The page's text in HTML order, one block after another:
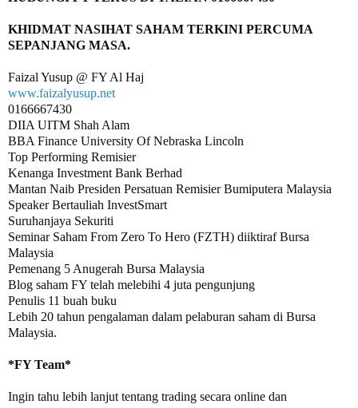
KHIDMAT NASIHAT SAHAM TERKINI PERCUMA
www.faizalyusup.net
0166667430
DIIA UITM Shah Alam
BBA Finance University Of Nebraska Lincoln
Top Performing Remisier
Kenanga Investment Bank Berhad
Mantan Naib Presiden Persatuan Remisier Bumiputera Malaysia
Speaker Bertauliah InvestSmart
Suruhanjaya Sekuriti
Seminar Saham From Zero To Hero (FZTH) diiktiraf Bursa
Malaysia
Pemenang 5 Anugerah Bursa Malaysia
Blog saham FY telah melebihi 4 juta pengunjung
Penulis 11 buah buku
Lebih 20 tahun pengalaman dalam pelaburan saham di Bursa
Malaysia.
Ingin tahu lebih lanjut tentang trading secara online dan